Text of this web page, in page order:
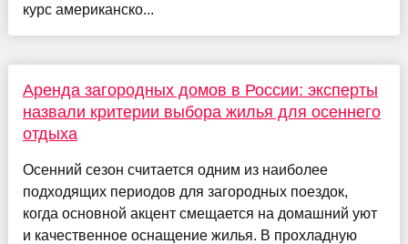
курс американско...
Аренда загородных домов в России: эксперты
назвали критерии выбора жилья для осеннего
отдыха
Осенний сезон считается одним из наиболее
подходящих периодов для загородных поездок,
когда основной акцент смещается на домашний уют
и качественное оснащение жилья. В прохладную